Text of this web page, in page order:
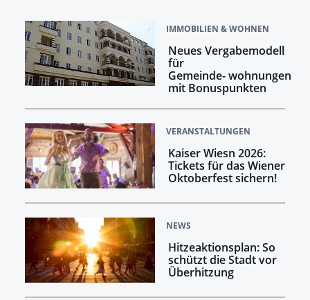
IMMOBILIEN & WOHNEN
Neues Vergabemodell
für
Gemeinde- wohnungen
mit Bonuspunkten
VERANSTALTUNGEN
Kaiser Wiesn 2026:
Tickets für das Wiener
Oktoberfest sichern!
NEWS
Hitzeaktionsplan: So
schützt die Stadt vor
Überhitzung